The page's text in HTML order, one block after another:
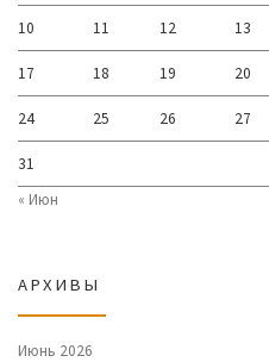
10 11 12 13
17 18 19 20
24 25 26 27
31
« Июн
АРХИВЫ
Июнь 2026